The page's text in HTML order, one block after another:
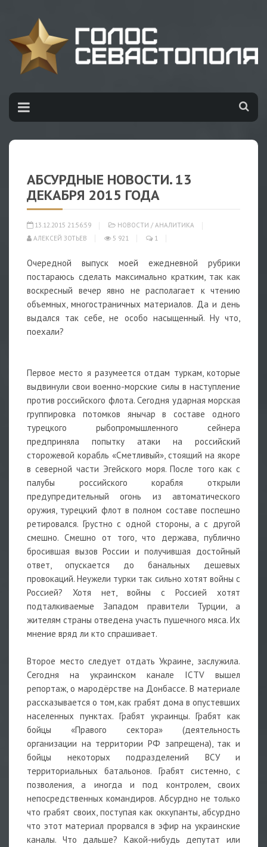
АБСУРДНЫЕ НОВОСТИ. 13
ДЕКАБРЯ 2015 ГОДА
13.12.2015 21:56:59 НОВОСТИ / АНАЛИТИКА
АЛЕКСЕЙ ЗОТЬЕВ
5 921 1
Очередной выпуск моей ежедневной рубрики
постараюсь сделать максимально кратким, так как
воскресный вечер явно не располагает к чтению
объемных, многостраничных материалов. Да и день
выдался так себе, не особо насыщенный. Ну что,
поехали?
Первое место я разумеется отдам туркам, которые
выдвинули свои военно-морские силы в наступление
против российского флота. Сегодня ударная морская
группировка потомков янычар в составе одного
турецкого рыбопромышленного сейнера
предприняла попытку атаки на российский
сторожевой корабль «Сметливый», стоящий на якоре
в северной части Эгейского моря. После того как с
палубы российского корабля открыли
предупредительный огонь из автоматического
оружия, турецкий флот в полном составе поспешно
ретировался. Грустно с одной стороны, а с другой
смешно. Смешно от того, что держава, публично
бросившая вызов России и получившая достойный
ответ, опускается до банальных дешевых
провокаций. Неужели турки так сильно хотят войны с
Россией? Хотя нет, войны с Россией хотят
подталкиваемые Западом правители Турции, а
жителям страны отведена участь пушечного мяса. Их
мнение вряд ли кто спрашивает.
Второе место следует отдать Украине, заслужила.
Сегодня на украинском канале ICTV вышел
репортаж, о мародёрстве на Донбассе. В материале
рассказывается о том, как грабят дома в опустевших
населенных пунктах. Грабят украинцы. Грабят как
бойцы «Правого сектора» (деятельность
организации на территории РФ запрещена), так и
бойцы некоторых подразделений ВСУ и
территориальных батальонов. Грабят системно, с
позволения, а иногда и под контролем, своих
непосредственных командиров. Абсурдно не только
что грабят своих, поступая как оккупанты, абсурдно
что этот материал прорвался в эфир на украинские
каналы. Что дальше? Какой-нибудь депутат или